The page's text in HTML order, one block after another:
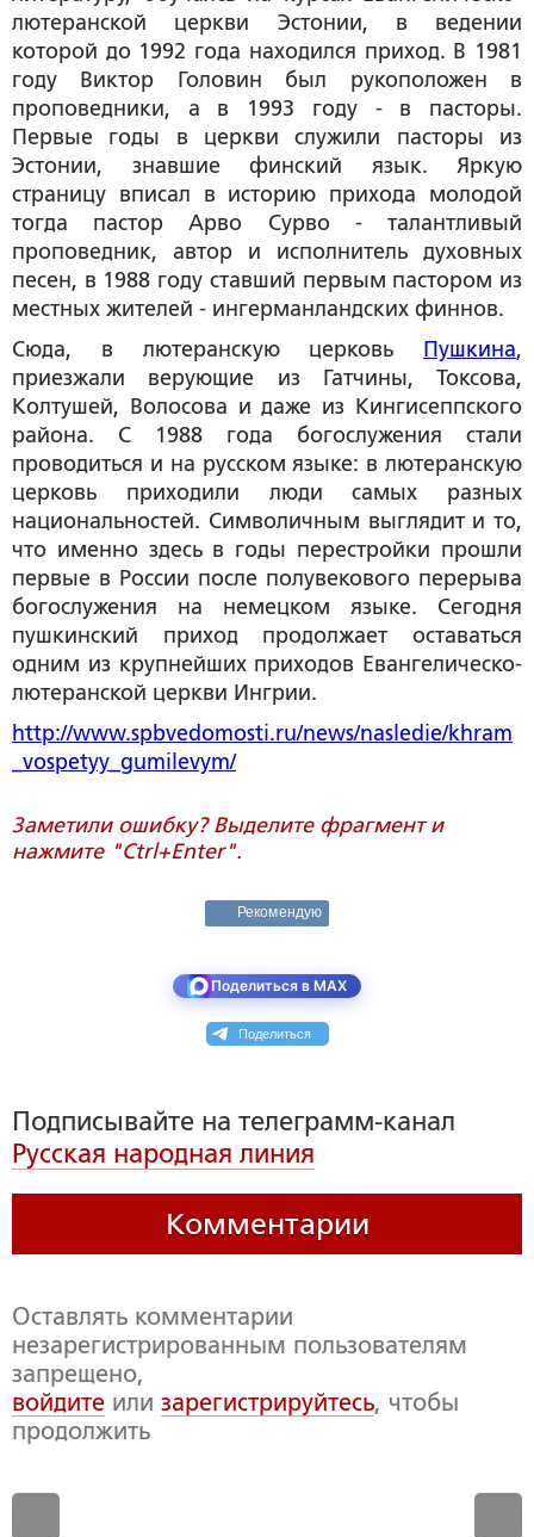
лютеранской церкви Эстонии, в ведении
которой до 1992 года находился приход. В 1981
году Виктор Головин был рукоположен в
проповедники, а в 1993 году - в пасторы.
Первые годы в церкви служили пасторы из
Эстонии, знавшие финский язык. Яркую
страницу вписал в историю прихода молодой
тогда пастор Арво Сурво - талантливый
проповедник, автор и исполнитель духовных
песен, в 1988 году ставший первым пастором из
местных жителей - ингерманландских финнов.
Сюда, в лютеранскую церковь
Пушкина,
приезжали верующие из Гатчины, Токсова,
Колтушей, Волосова и даже из Кингисеппского
района. С 1988 года богослужения стали
проводиться и на русском языке: в лютеранскую
церковь приходили люди самых разных
национальностей. Символичным выглядит и то,
что именно здесь в годы перестройки прошли
первые в России после полувекового перерыва
богослужения на немецком языке. Сегодня
пушкинский приход продолжает оставаться
одним из крупнейших приходов Евангелическо-
лютеранской церкви Ингрии.
http://www.spbvedomosti.ru/news/nasledie/khram
_vospetyy_gumilevym/
Заметили ошибку? Выделите фрагмент и
нажмите "Ctrl+Enter".
Рекомендую
Поделиться в MAX
Поделиться
Подписывайте на телеграмм-канал
Русская народная линия
Комментарии
Оставлять комментарии
незарегистрированным пользователям
запрещено,
войдите или зарегистрируйтесь, чтобы
продолжить